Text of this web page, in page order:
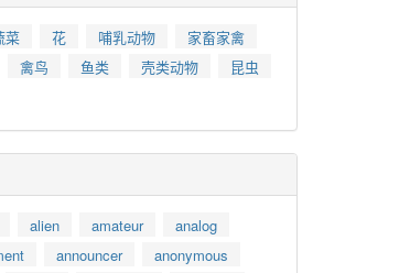
菜 花 哺乳动物
家畜家禽
禽鸟 鱼类 壳类动物
昆虫
alien amateur
analog
announcer
anonymous